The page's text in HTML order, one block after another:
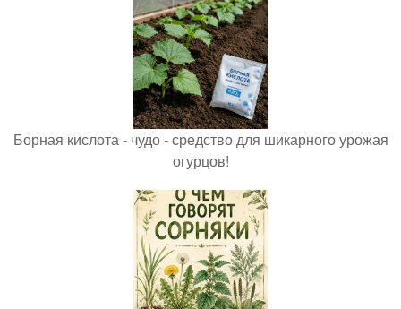
Борная кислота - чудо - средство для шикарного урожая
огурцов!